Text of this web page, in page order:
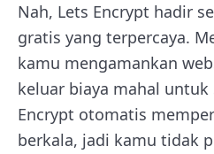
Nah, Lets Encrypt hadir
gratis yang terpercaya.
kamu mengamankan
keluar biaya mahal untuk
Encrypt otomatis
berkala, jadi kamu tidak